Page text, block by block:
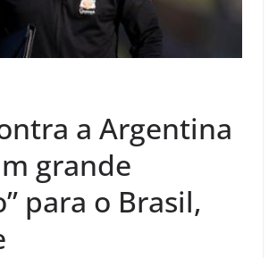
a Argentina
grande
para o Brasil,